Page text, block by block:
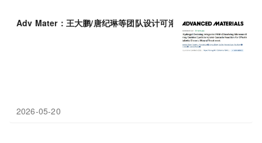
Adv Mater：王大鹏/唐纪琳等团队设计可溶性微针—水凝胶复合敷
2026-05-20